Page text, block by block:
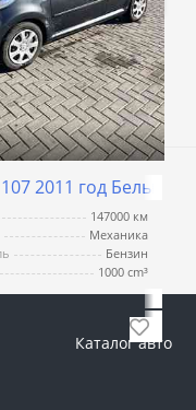
2011 год Бельцы
147000 км
Механика
Бензин
1000 cm³
Каталог авто